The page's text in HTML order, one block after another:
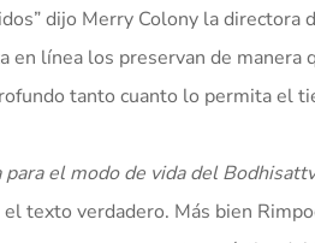
dijo Merry Colony la directora
en línea los preservan de
tanto cuanto lo permita el
para el modo de vida del
texto verdadero. Más bien